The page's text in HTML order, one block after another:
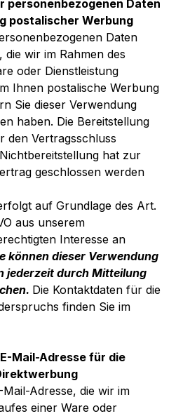
personenbezogenen Daten
postalischer Werbung
Daten
wir im Rahmen des
oder Dienstleistung
Ihnen postalische Werbung
Sie dieser Verwendung
haben. Die Bereitstellung
den Vertragsschluss
hat zur
geschlossen werden
auf Grundlage des Art.
aus unserem
Interesse an
können dieser Verwendung
jederzeit durch Mitteilung
Die Kontaktdaten für die
finden Sie im
Mail-Adresse für die
Adresse, die wir im
einer Ware oder